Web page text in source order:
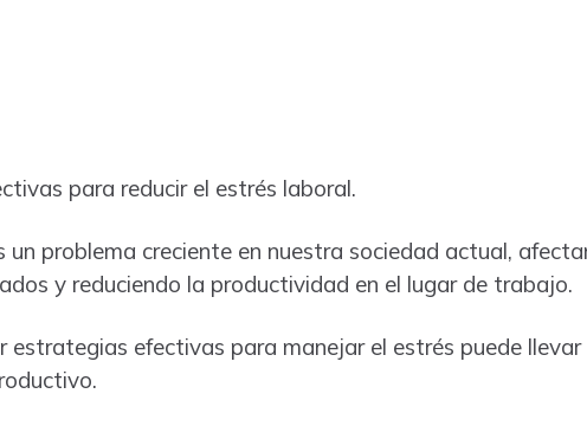
para reducir el estrés laboral.
un problema creciente en nuestra sociedad actual,
y reduciendo la productividad en el lugar de trabajo.
estrategias efectivas para manejar el estrés puede